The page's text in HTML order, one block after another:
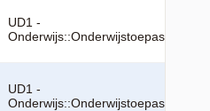
UD1 -
UD1 -